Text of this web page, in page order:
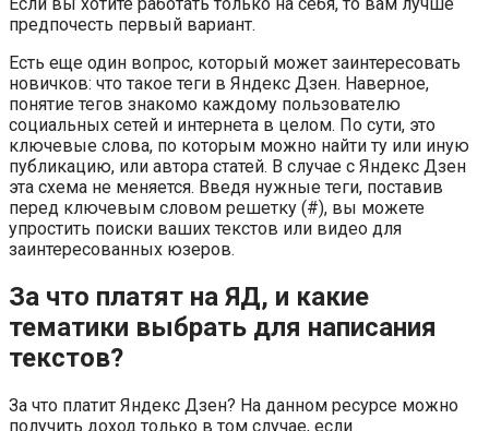
предпочесть первый вариант.
Есть еще один вопрос, который может заинтересовать
новичков: что такое теги в Яндекс Дзен. Наверное,
понятие тегов знакомо каждому пользователю
социальных сетей и интернета в целом. По сути, это
ключевые слова, по которым можно найти ту или иную
публикацию, или автора статей. В случае с Яндекс Дзен
эта схема не меняется. Введя нужные теги, поставив
перед ключевым словом решетку (#), вы можете
упростить поиски ваших текстов или видео для
заинтересованных юзеров.
За что платят на ЯД, и какие
тематики выбрать для написания
текстов?
За что платит Яндекс Дзен? На данном ресурсе можно
получить доход только в том случае, если